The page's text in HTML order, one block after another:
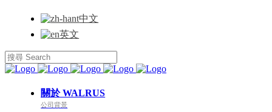
中文
英文
關於 WALRUS
公司背景